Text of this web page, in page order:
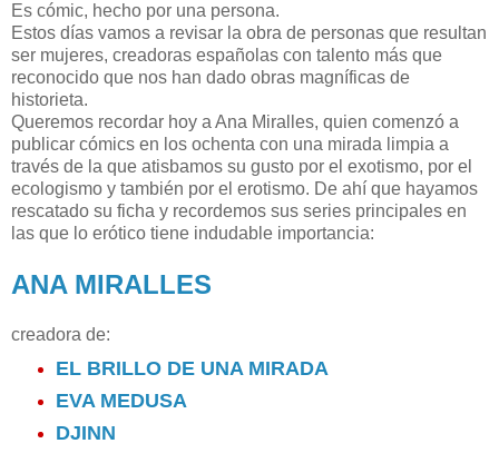
Es cómic, hecho por una persona.
Estos días vamos a revisar la obra de personas que resultan
ser mujeres, creadoras españolas con talento más que
reconocido que nos han dado obras magníficas de
historieta.
Queremos recordar hoy a Ana Miralles, quien comenzó a
publicar cómics en los ochenta con una mirada limpia a
través de la que atisbamos su gusto por el exotismo, por el
ecologismo y también por el erotismo. De ahí que hayamos
rescatado su ficha y recordemos sus series principales en
las que lo erótico tiene indudable importancia:
ANA MIRALLES
creadora de:
EL BRILLO DE UNA MIRADA
EVA MEDUSA
DJINN